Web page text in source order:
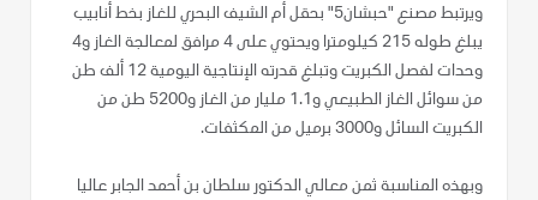
ويرتبط مصنع "حبشان5" بحقل أم الشيف البحري للغاز بخط أنابيب
يبلغ طوله 215 كيلومترا ويحتوي على 4 مرافق لمعالجة الغاز و4
وحدات لفصل الكبريت وتبلغ قدرته الإنتاجية اليومية 12 ألف طن
من سوائل الغاز الطبيعي و1.1 مليار من الغاز و5200 طن من
الكبريت السائل و3000 برميل من المكثفات.
وبهذه المناسبة ثمن معالي الدكتور سلطان بن أحمد الجابر عاليا